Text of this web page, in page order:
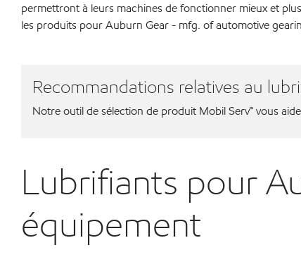
permettront à leurs machines de fonctionner mieux et
les produits pour Auburn Gear - mfg. of automotive
Recommandations relatives au
Notre outil de sélection de produit Mobil Serv℠ vous
Lubrifiants pour
équipement